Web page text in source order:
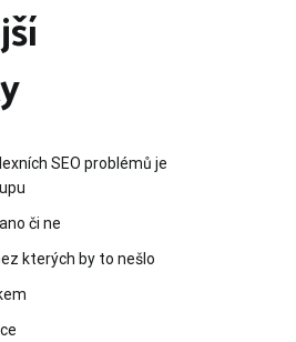
SEO problémů je
či ne
kterých by to nešlo